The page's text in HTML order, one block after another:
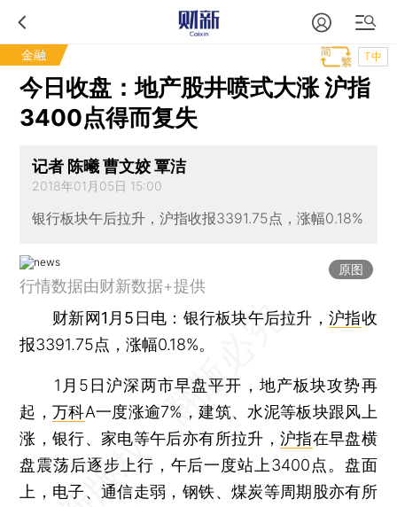
金融 T中
今日收盘：地产股井喷式大涨 沪指
3400点得而复失
记者 陈曦 曹文姣 覃洁
2018年01月05日 15:00
银行板块午后拉升，沪指收报3391.75点，涨幅0.18%
原图
行情数据由财新数据+提供
财新网1月5日电 ：银行板块午后拉升，沪指收
报3391.75点，涨幅0.18%。
1月5日沪深两市早盘平开，地产板块攻势再
起，万科A一度涨逾7%，建筑、水泥等板块跟风上
涨，银行、家电等午后亦有所拉升， 沪指在早盘横
盘震荡后逐步上行，午后一度站上3400点。盘面
上，电子、通信走弱，钢铁、煤炭等周期股亦有所